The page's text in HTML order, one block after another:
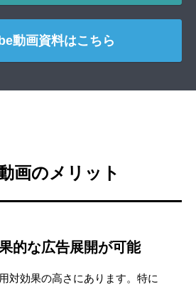
動画資料はこちら
画のメリット
的な広告展開が可能
対効果の高さにあります。特に